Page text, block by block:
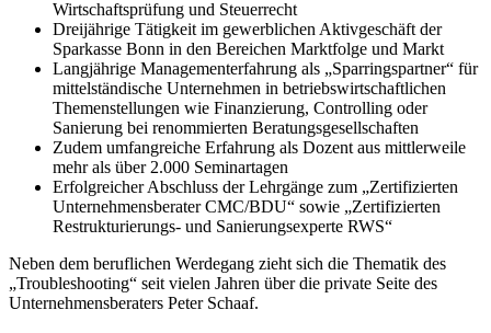
Wirtschaftsprüfung und Steuerrecht
Dreijährige Tätigkeit im gewerblichen Aktivgeschäft der
Sparkasse Bonn in den Bereichen Marktfolge und Markt
Langjährige Managementerfahrung als „Sparringspartner“ für
mittelständische Unternehmen in betriebswirtschaftlichen
Themenstellungen wie Finanzierung, Controlling oder
Sanierung bei renommierten Beratungsgesellschaften
Zudem umfangreiche Erfahrung als Dozent aus mittlerweile
mehr als über 2.000 Seminartagen
Erfolgreicher Abschluss der Lehrgänge zum „Zertifizierten
Unternehmensberater CMC/BDU“ sowie „Zertifizierten
Restrukturierungs- und Sanierungsexperte RWS“
Neben dem beruflichen Werdegang zieht sich die Thematik des
„Troubleshooting“ seit vielen Jahren über die private Seite des
Unternehmensberaters Peter Schaaf.